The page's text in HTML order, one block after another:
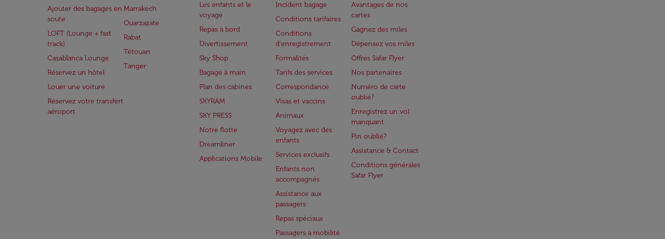
Ajouter des bagages en
soute
LOFT (Lounge + fast
track)
Casablanca Lounge
Réservez un hôtel
Louer une voiture
Réservez votre transfert
aéroport
Marrakech
Ouarzazate
Rabat
Tétouan
Tanger
Les enfants et le
voyage
Repas à bord
Divertissement
Sky Shop
Bagage à main
Plan des cabines
SKYRAM
SKY PRESS
Notre flotte
Dreamliner
Applications Mobile
Incident bagage
Conditions tarifaires
Conditions
d'enregistrement
Formalités
Tarifs des services
Correspondance
Visas et vaccins
Animaux
Voyagez avec des
enfants
Services exclusifs
Enfants non
accompagnés
Assistance aux
passagers
Repas spéciaux
Passagers à mobilité
Avantages de nos
cartes
Gagnez des miles
Dépensez vos miles
Offres Safar Flyer
Nos partenaires
Numéro de carte
oublié?
Enregistrez un vol
manquant
Pin oublié?
Assistance & Contact
Conditions générales
Safar Flyer